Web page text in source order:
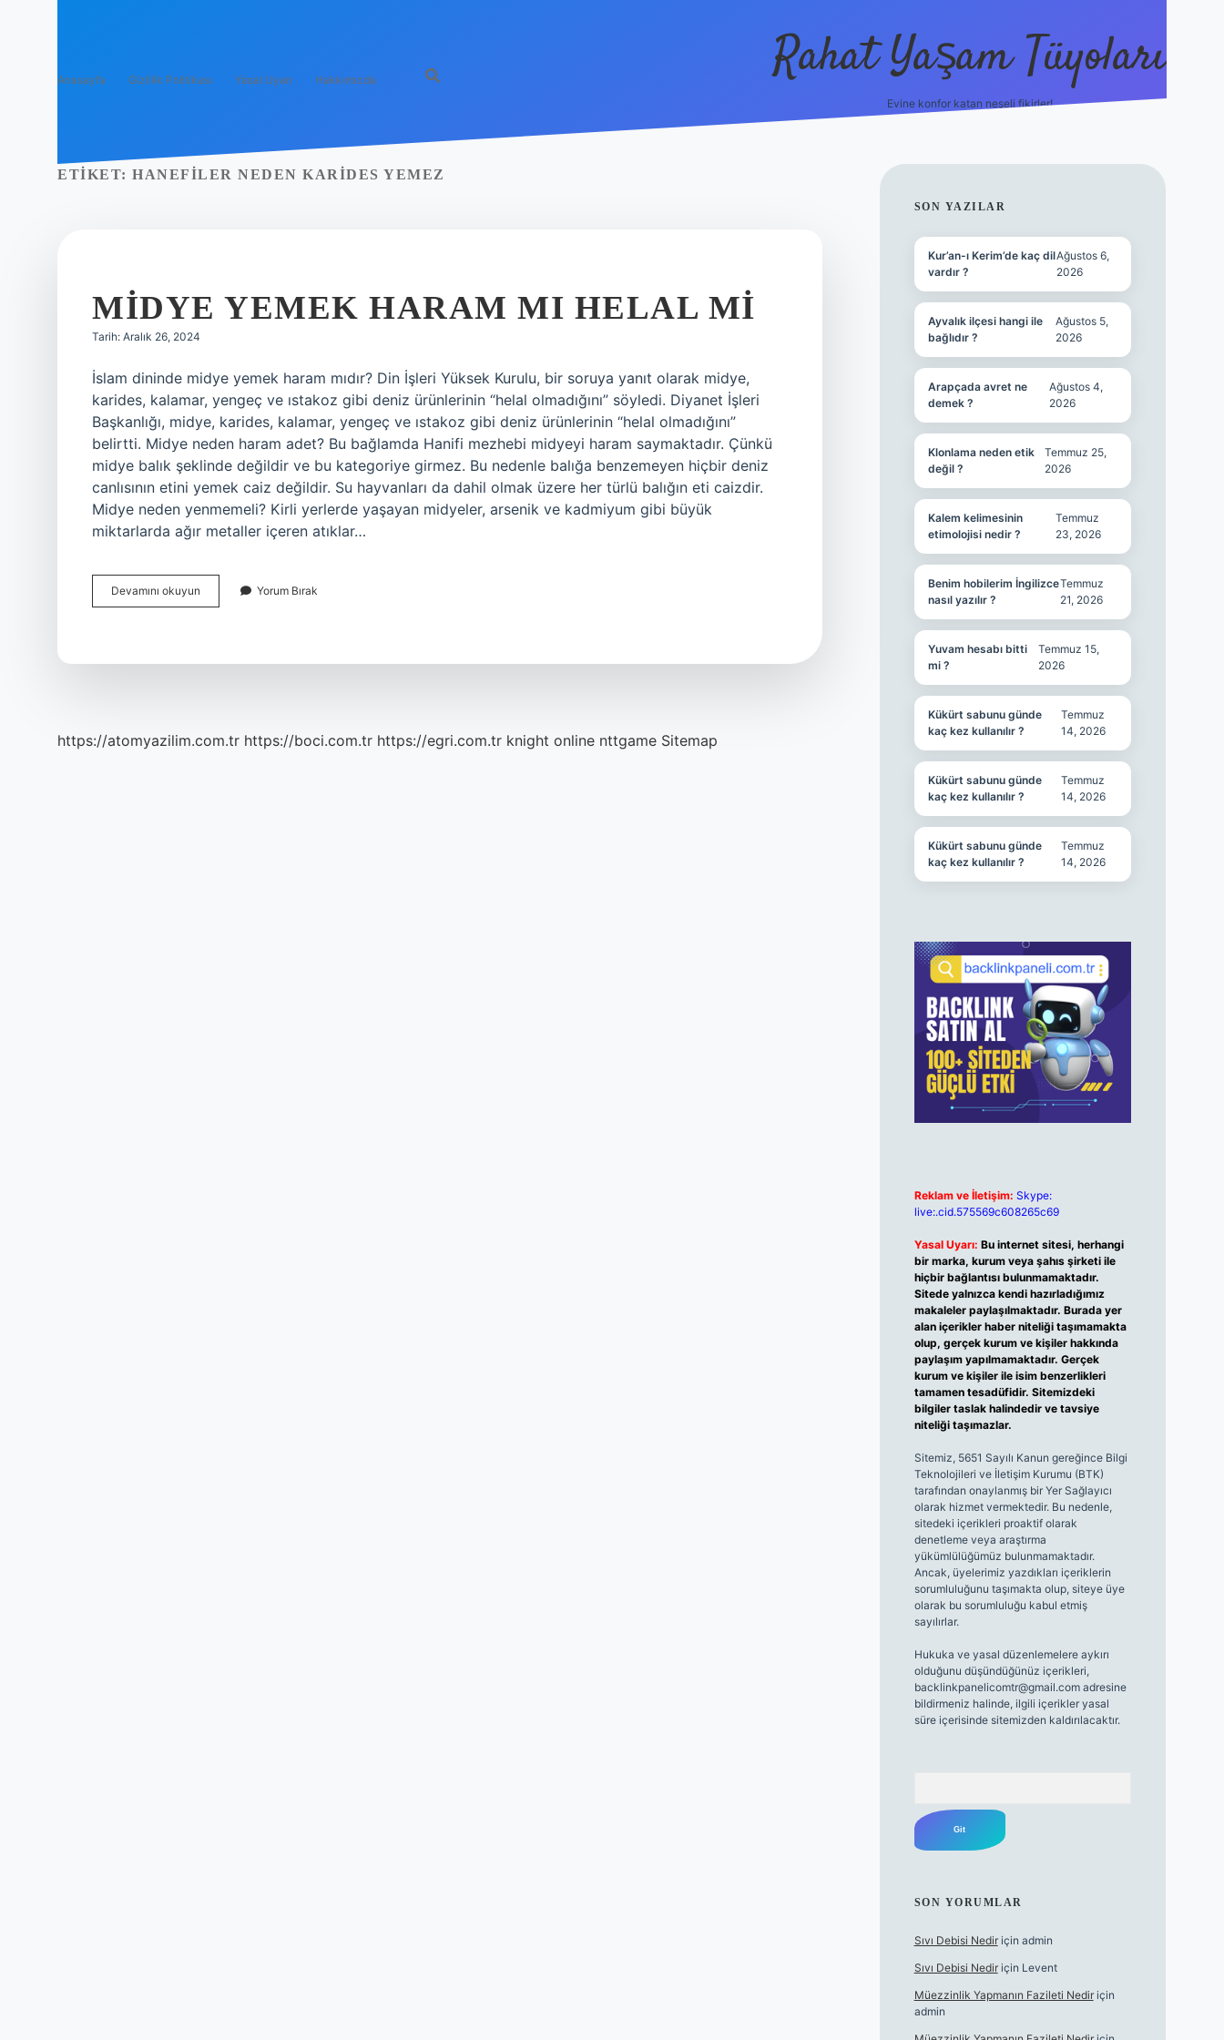
Anasayfa Gizlilik Politikası Yasal Uyarı Hakkımızda Rahat Yaşam Tüyoları
Evine konfor katan neşeli fikirler!
ETIKET: HANEFILER NEDEN KARIDES YEMEZ
MIDYE YEMEK HARAM MI HELAL MI
Tarih: Aralık 26, 2024
İslam dininde midye yemek haram mıdır? Din İşleri Yüksek Kurulu, bir soruya yanıt olarak midye,
karides, kalamar, yengeç ve ıstakoz gibi deniz ürünlerinin “helal olmadığını” söyledi. Diyanet İşleri
Başkanlığı, midye, karides, kalamar, yengeç ve ıstakoz gibi deniz ürünlerinin “helal olmadığını”
belirtti. Midye neden haram adet? Bu bağlamda Hanifi mezhebi midyeyi haram saymaktadır. Çünkü
midye balık şeklinde değildir ve bu kategoriye girmez. Bu nedenle balığa benzemeyen hiçbir deniz
canlısının etini yemek caiz değildir. Su hayvanları da dahil olmak üzere her türlü balığın eti caizdir.
Midye neden yenmemeli? Kirli yerlerde yaşayan midyeler, arsenik ve kadmiyum gibi büyük
miktarlarda ağır metaller içeren atıklar…
Devamını okuyun
Yemek
Yorum Bırak
https://atomyazilim.com.tr https://boci.com.tr https://egri.com.tr knight online nttgame Sitemap
SIDEBAR
SON YAZILAR
Kur’an-ı Kerim’de kaç dil
vardır ?
Ağustos 6,
2026
Ayvalık ilçesi hangi ile
bağlıdır ?
Ağustos 5,
2026
Arapçada avret ne
demek ?
Ağustos 4,
2026
Klonlama neden etik
değil ?
Temmuz 25,
2026
Kalem kelimesinin
etimolojisi nedir ?
Temmuz
23, 2026
Benim hobilerim İngilizce
nasıl yazılır ?
Temmuz
21, 2026
Yuvam hesabı bitti
mi ?
Temmuz 15,
2026
Kükürt sabunu günde
kaç kez kullanılır ?
Temmuz
14, 2026
Kükürt sabunu günde
kaç kez kullanılır ?
Temmuz
14, 2026
Kükürt sabunu günde
kaç kez kullanılır ?
Temmuz
14, 2026
Reklam ve İletişim: Skype:
live:.cid.575569c608265c69
Yasal Uyarı: Bu internet sitesi, herhangi
bir marka, kurum veya şahıs şirketi ile
hiçbir bağlantısı bulunmamaktadır.
Sitede yalnızca kendi hazırladığımız
makaleler paylaşılmaktadır. Burada yer
alan içerikler haber niteliği taşımamakta
olup, gerçek kurum ve kişiler hakkında
paylaşım yapılmamaktadır. Gerçek
kurum ve kişiler ile isim benzerlikleri
tamamen tesadüfidir. Sitemizdeki
bilgiler taslak halindedir ve tavsiye
niteliği taşımazlar.
Sitemiz, 5651 Sayılı Kanun gereğince Bilgi
Teknolojileri ve İletişim Kurumu (BTK)
tarafından onaylanmış bir Yer Sağlayıcı
olarak hizmet vermektedir. Bu nedenle,
sitedeki içerikleri proaktif olarak
denetleme veya araştırma
yükümlülüğümüz bulunmamaktadır.
Ancak, üyelerimiz yazdıkları içeriklerin
sorumluluğunu taşımakta olup, siteye üye
olarak bu sorumluluğu kabul etmiş
sayılırlar.
Hukuka ve yasal düzenlemelere aykırı
olduğunu düşündüğünüz içerikleri,
backlinkpanelicomtr@gmail.comadresine
bildirmeniz halinde, ilgili içerikler yasal
süre içerisinde sitemizden kaldırılacaktır.
SON YORUMLAR
Sıvı Debisi Nediriçin admin
Sıvı Debisi Nediriçin Levent
Müezzinlik Yapmanın Fazileti Nediriçin
admin
ilbet canlı maç